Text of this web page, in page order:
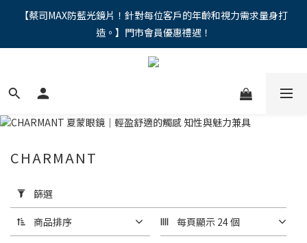
"馬年新章續寫，視界品味進階，限時禮遇 9 折無上限，12期分期
免手續費。。
【蔡司MAX防藍光鏡片！針對每位客戶的年齡和視力需求量身打
造。】門市會員優惠禮遇！
"馬年新章續寫，視界品味進階，限時禮遇 9 折無上限，12期分期
用
篩
選
(0/20)
CHARMANT
篩選
商品排序 每頁顯示 24 個